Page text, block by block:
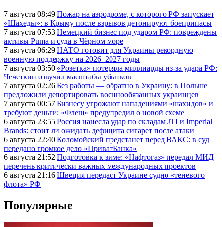
7 августа 08:49 Пожар на аэродроме, с которого РФ запускает
«Шахеды»: в Крыму после взрывов детонируют боеприпасы
7 августа 07:53 Немецкий бизнес под ударом РФ: повреждены
активы Puma и суда в Чёрном море
7 августа 06:29 НАТО готовит для Украины рекордную
военную поддержку на 2026–2027 годы
7 августа 03:50 «Розетка» потеряла миллиарды из-за удара РФ:
Чечеткин озвучил масштабы убытков
7 августа 02:26 Без работы — обратно в Украину: в Польше
предложили депортировать военнообязанных украинцев
7 августа 00:57 Бизнесу угрожают нападениями «шахидов» и
требуют деньги: «Флеш» предупредил о новой схеме
6 августа 23:55 Россия нанесла удар по складам JTI и Imperial
Brands: стоит ли ожидать дефицита сигарет после атаки
6 августа 22:40 Коломойский предстанет перед ВАКС: в суд
передано громкое дело «ПриватБанка»
6 августа 21:52 Подготовка к зиме: «Нафтогаз» передал МИД
перечень критически важных международных проектов
6 августа 21:16 Швеция передаст Украине судно «теневого
флота» РФ
Популярные